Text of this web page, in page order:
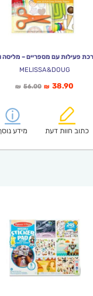
פעילות עם מספריים – מליסה
MELISSA&DOUG
₪ 56.00המחיר
₪56.00.
₪ 38.90
כתוב חוות דעת
מידע